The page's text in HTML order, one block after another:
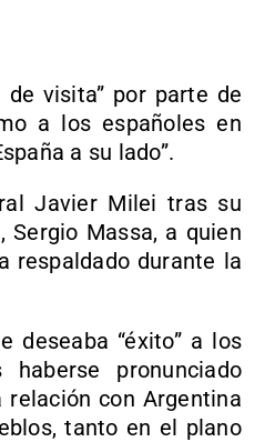
visita” por parte de
a los españoles en
a su lado”.
Javier Milei tras su
Massa, a quien
respaldado durante la
deseaba “éxito” a los
pronunciado
relación con Argentina
tanto en el plano